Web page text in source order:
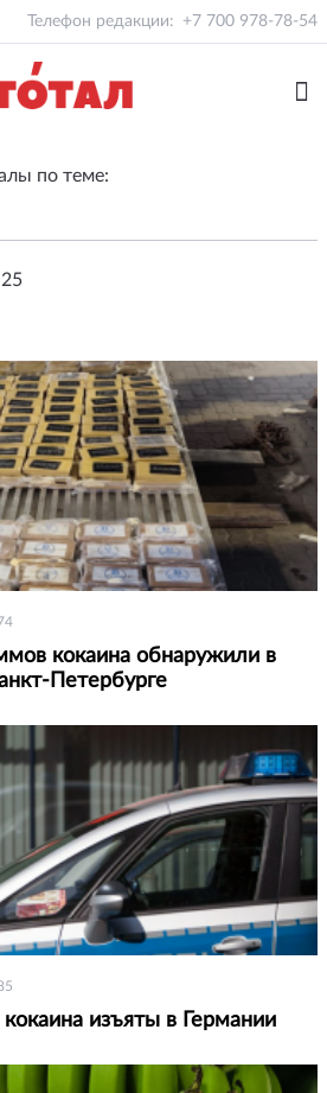
Телефон редакции: +7 700 978-78-54
по теме:
кокаина обнаружили в
Петербурге
изъяты в Германии